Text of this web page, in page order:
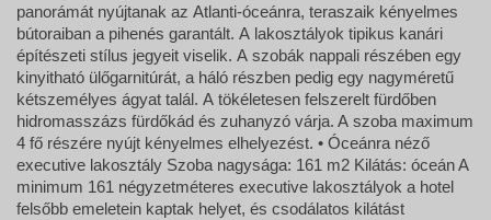
panorámát nyújtanak az Atlanti-óceánra, teraszaik kényelmes
bútoraiban a pihenés garantált. A lakosztályok tipikus kanári
építészeti stílus jegyeit viselik. A szobák nappali részében egy
kinyitható ülőgarnitúrát, a háló részben pedig egy nagyméretű
kétszemélyes ágyat talál. A tökéletesen felszerelt fürdőben
hidromasszázs fürdőkád és zuhanyzó várja. A szoba maximum
4 fő részére nyújt kényelmes elhelyezést. • Óceánra néző
executive lakosztály Szoba nagysága: 161 m2 Kilátás: óceán A
minimum 161 négyzetméteres executive lakosztályok a hotel
felsőbb emeletein kaptak helyet, és csodálatos kilátást